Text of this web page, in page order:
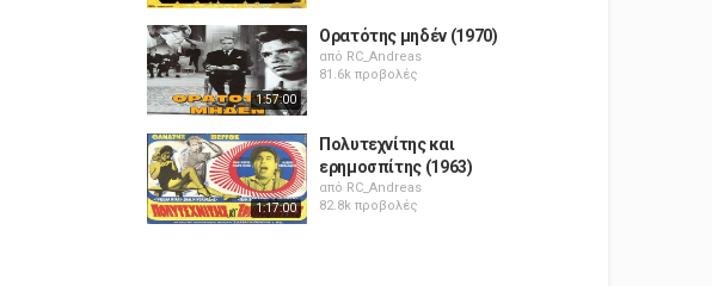
1:57:00
Ορατότης μηδέν (1970)
από RC_Andreas
81.6k προβολές
1:17:00
Πολυτεχνίτης και
ερημοσπίτης (1963)
από RC_Andreas
82.8k προβολές